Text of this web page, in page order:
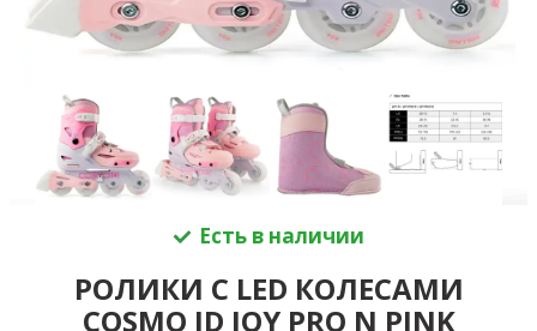
Есть в наличии
РОЛИКИ С LED КОЛЕСАМИ
COSMO ID JOY PRO N PINK